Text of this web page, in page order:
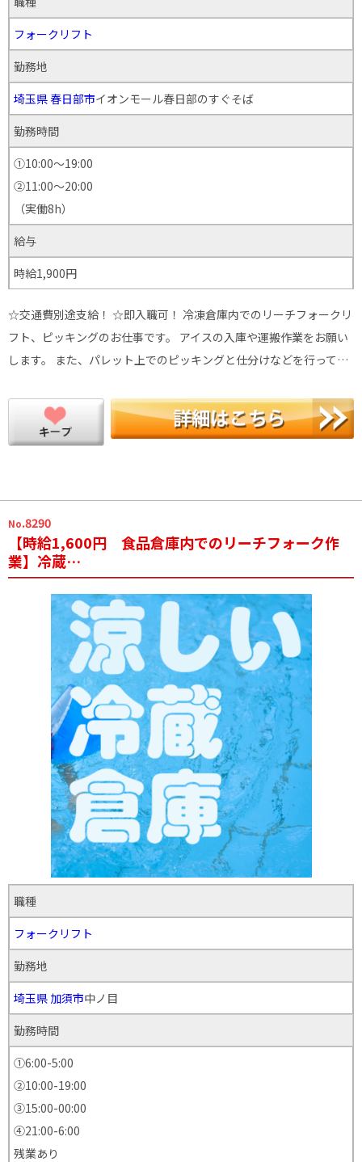
フォークリフト
勤務地
埼玉県 春日部市イオンモール春日部のすぐそば
勤務時間
①10:00～19:00
②11:00～20:00
（実働8h）
給与
時給1,900円
☆交通費別途支給！ ☆即入職可！ 冷凍倉庫内でのリーチフォークリ
フト、ピッキングのお仕事です。 アイスの入庫や運搬作業をお願い
します。 また、パレット上でのピッキングと仕分けなどを行って…
No.8290
【時給1,600円 食品倉庫内でのリーチフォーク作
業】冷蔵…
職種
フォークリフト
勤務地
埼玉県 加須市中ノ目
勤務時間
①6:00-5:00
②10:00-19:00
③15:00-00:00
④21:00-6:00
残業あり